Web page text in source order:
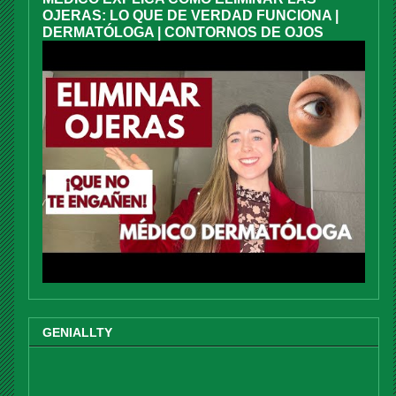
OJERAS: LO QUE DE VERDAD FUNCIONA |
DERMATÓLOGA | CONTORNOS DE OJOS
GENIALLTY